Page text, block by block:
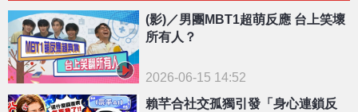
(影)／男團MBT1超萌反應 台上笑壞
所有人？
2026-06-15 14:52
賴芊合社交孤獨引發「身心連鎖反